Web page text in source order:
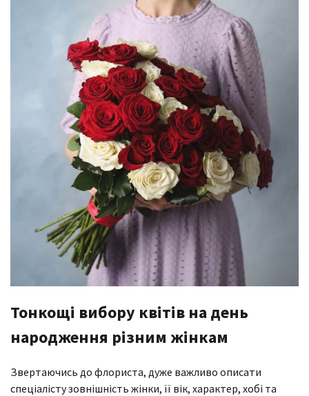
Тонкощі вибору квітів на день
народження різним жінкам
Звертаючись до флориста, дуже важливо описати
спеціалісту зовнішність жінки, її вік, характер, хобі та